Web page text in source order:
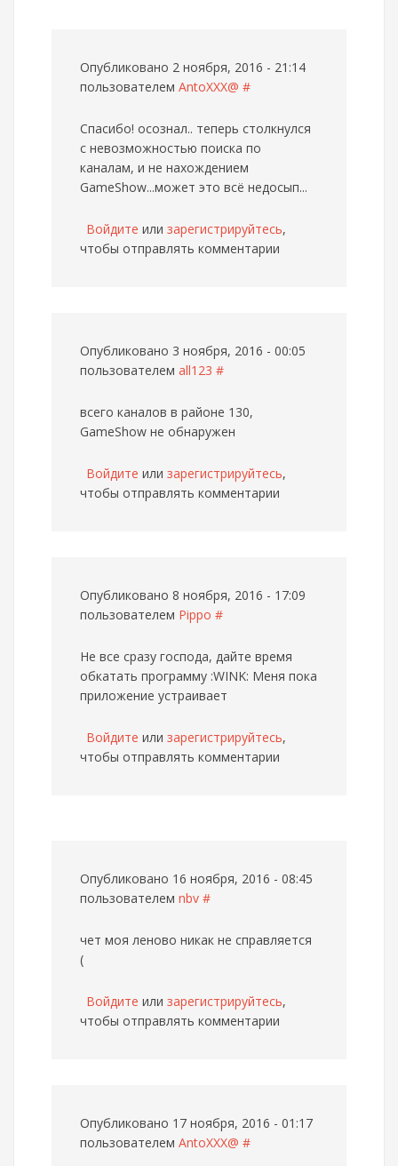
Опубликовано 2 ноября, 2016 - 21:14
пользователем AntoXXX@ #
Спасибо! осознал.. теперь столкнулся
с невозможностью поиска по
каналам, и не нахождением
GameShow...может это всё недосып...
Войдите или зарегистрируйтесь,
чтобы отправлять комментарии
Опубликовано 3 ноября, 2016 - 00:05
пользователем all123 #
всего каналов в районе 130,
GameShow не обнаружен
Войдите или зарегистрируйтесь,
чтобы отправлять комментарии
Опубликовано 8 ноября, 2016 - 17:09
пользователем Pippo #
Не все сразу господа, дайте время
обкатать программу :WINK: Меня пока
приложение устраивает
Войдите или зарегистрируйтесь,
чтобы отправлять комментарии
Опубликовано 16 ноября, 2016 - 08:45
пользователем nbv #
чет моя леново никак не справляется
(
Войдите или зарегистрируйтесь,
чтобы отправлять комментарии
Опубликовано 17 ноября, 2016 - 01:17
пользователем AntoXXX@ #